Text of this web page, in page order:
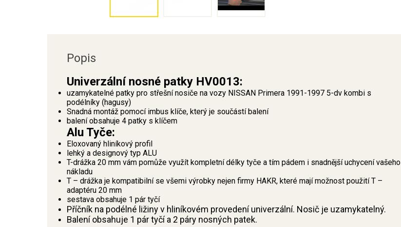
Popis
Univerzální nosné patky HV0013:
uzamykatelné patky pro střešní nosiče na vozy NISSAN Primera 1991-1997 5-dv kombi s
podélníky (hagusy)
Snadná montáž pomocí imbus klíče, který je součástí balení
balení obsahuje 4 patky s klíčem
Alu Tyče:
Eloxovaný hliníkový profil
lehký a designový typ ALU
T-drážka 20 mm vám pomůže využít kompletní délky tyče a tím pádem i snadnější uchycení vašeho
nákladu
T – drážka je kompatibilní se všemi výrobky nejen firmy HAKR, které mají možnost použití T –
adaptéru 20 mm
sestava obsahuje 1 pár tyčí
Příčník na podélné ližiny v hliníkovém provedení univerzální. Nosič je uzamykatelný.
Balení obsahuje 1 pár tyčí a 2 páry nosných patek.